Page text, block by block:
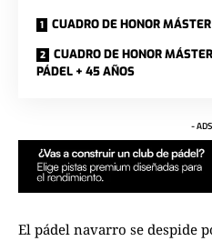
CUADRO DE HONOR
CUADRO DE HONOR
PÁDEL + 45 AÑOS
-
El pádel navarro se despide